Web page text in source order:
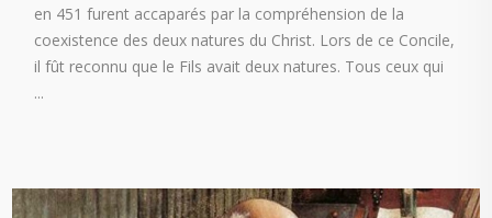
en 451 furent accaparés par la compréhension de la
coexistence des deux natures du Christ. Lors de ce Concile,
il fût reconnu que le Fils avait deux natures. Tous ceux qui